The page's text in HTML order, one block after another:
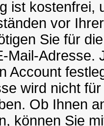
ist kostenfrei,
vor
Sie für
Mail-Adresse.
Account
wird nicht
Ob Ihnen
können Sie